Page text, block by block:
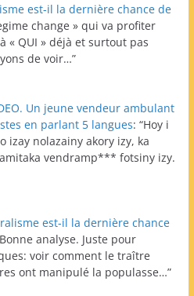
est-il la dernière chance de
change » qui va profiter
« QUI » déjà et surtout pas
de voir…”
Un jeune vendeur ambulant
en parlant 5 langues: “Hoy i
izay nolazainy akory izy, ka
vendramp*** fotsiny izy.
est-il la dernière chance
analyse. Juste pour
voir comment le traître
ont manipulé la populasse…”